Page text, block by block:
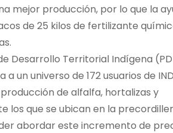
mejor producción, por lo que la
de 25 kilos de fertilizante
Desarrollo Territorial Indígena
un universo de 172 usuarios de
de alfalfa, hortalizas y
los que se ubican en la
abordar este incremento de